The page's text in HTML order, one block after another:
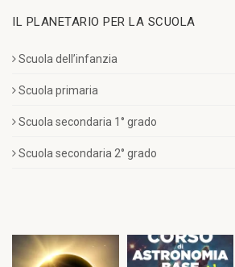
IL PLANETARIO PER LA SCUOLA
Scuola dell’infanzia
Scuola primaria
Scuola secondaria 1° grado
Scuola secondaria 2° grado